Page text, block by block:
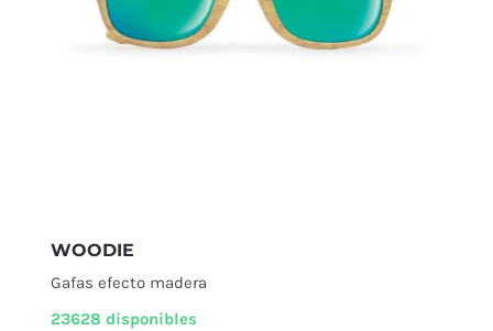
WOODIE
Gafas efecto madera
23628 disponibles